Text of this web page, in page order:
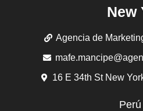
New
Agencia de
16 E 34th St New
Perú